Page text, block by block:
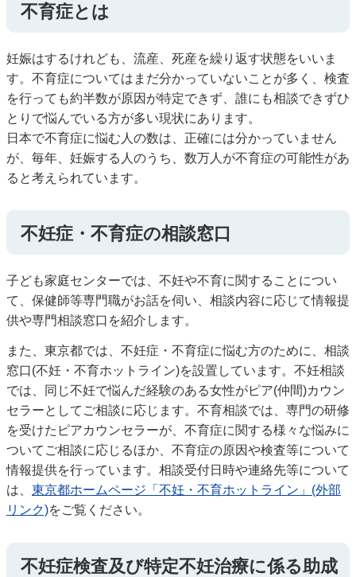
不育症とは
妊娠はするけれども、流産、死産を繰り返す状態をいいま
す。不育症についてはまだ分かっていないことが多く、検査
を行っても約半数が原因が特定できず、誰にも相談できずひ
とりで悩んでいる方が多い現状にあります。
日本で不育症に悩む人の数は、正確には分かっていません
が、毎年、妊娠する人のうち、数万人が不育症の可能性があ
ると考えられています。
不妊症・不育症の相談窓口
子ども家庭センターでは、不妊や不育に関することについ
て、保健師等専門職がお話を伺い、相談内容に応じて情報提
供や専門相談窓口を紹介します。
また、東京都では、不妊症・不育症に悩む方のために、相談
窓口(不妊・不育ホットライン)を設置しています。不妊相談
では、同じ不妊で悩んだ経験のある女性がピア(仲間)カウン
セラーとしてご相談に応じます。不育相談では、専門の研修
を受けたピアカウンセラーが、不育症に関する様々な悩みに
ついてご相談に応じるほか、不育症の原因や検査等について
情報提供を行っています。相談受付日時や連絡先等について
は、 東京都ホームページ「不妊・不育ホットライン」(外部
リンク)をご覧ください。
不妊症検査及び特定不妊治療に係る助成